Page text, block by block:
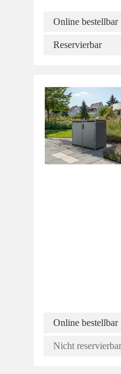
Online bestellbar
Reservierbar
Online bestellbar
Nicht reservierbar